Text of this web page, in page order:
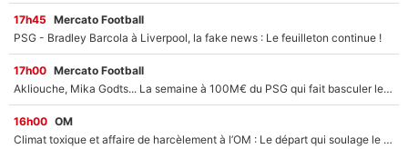
17h45 Mercato Football
PSG - Bradley Barcola à Liverpool, la fake news : Le feuilleton continue !
17h00 Mercato Football
Akliouche, Mika Godts... La semaine à 100M€ du PSG qui fait basculer le mercato du PSG !
16h00 OM
Climat toxique et affaire de harcèlement à l’OM : Le départ qui soulage le vestiaire de Bruno Genesio